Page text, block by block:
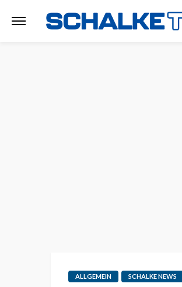
ALLGEMEIN SCHALKE NEWS